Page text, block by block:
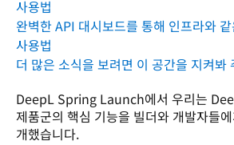
사용법
완벽한 API 대시보드를 통해 인프라와
사용법
더 많은 소식을 보려면 이 공간을 지켜봐
DeepL Spring Launch에서 우리는
제품군의 핵심 기능을 빌더와 개발자들
개했습니다.